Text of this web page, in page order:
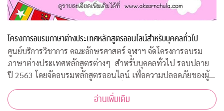
โครงการอบรมภาษาต่างประเทศหลักสูตรออนไลน์สำหรับบุคคลทั่วไป
ศูนย์บริการวิชาการ คณะอักษรศาสตร์ จุฬาฯ จัดโครงการอบรม
ภาษาต่างประเทศหลักสูตรต่างๆ สำหรับบุคคลทั่วไป รอบปลาย
ปี 2563 โดยจัดอบรมหลักสูตรออนไลน์ เพื่อความปลอดภัยของผู้
สอนและผู้เข้าร่วมการอบรมทุกคนเนื่องจากสถานการณ์โควิด-19
ทำให้ไม่สามารถจัดอบรมในห้องเรียนรูป
อ่านเพิ่มเติม